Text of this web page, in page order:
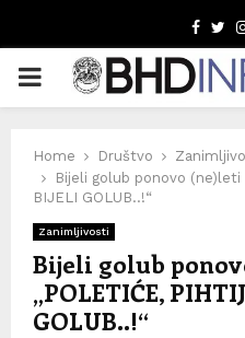
PRIMARY
Home Društvo
Bijeli golub ponovo (ne)leti
BIJELI GOLUB..!“
Zanimljivosti
Bijeli golub
„POLETIĆE,
GOLUB..!“